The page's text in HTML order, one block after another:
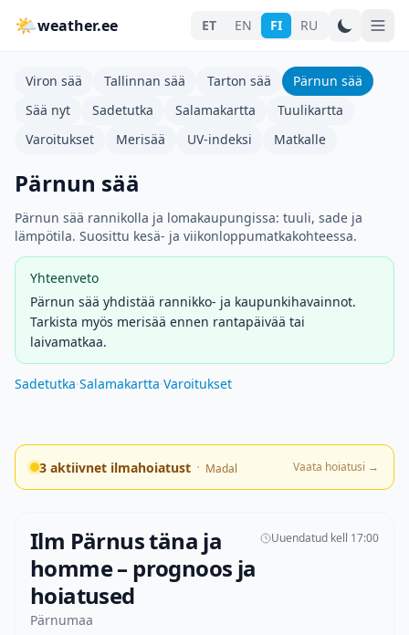
🌤weather.ee ET EN FI RU
Viron sää Tallinnan sää Tarton sää
Pärnun sää
Sää nyt
Sadetutka Salamakartta
Tuulikartta
Varoitukset
Merisää UV-indeksi Matkalle
Pärnun sää
Pärnun sää rannikolla ja lomakaupungissa: tuuli, sade ja
lämpötila. Suosittu kesä- ja viikonloppumatkakohteessa.
Yhteenveto
Pärnun sää yhdistää rannikko- ja kaupunkihavainnot.
Tarkista myös merisää ennen rantapäivää tai
laivamatkaa.
Sadetutka·Salamakartta·Varoitukset
3 aktiivnet ilmahoiatust · Madal Vaata hoiatusi →
Ilm Pärnus täna ja
homme – prognoos ja
hoiatused
Pärnumaa
Uuendatud kell 17:00